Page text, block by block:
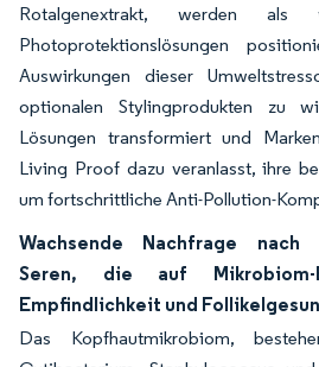
Rotalgenextrakt, werden als
Photoprotektionslösungen
Auswirkungen dieser
optionalen Stylingprodukten zu
Lösungen transformiert und
Living Proof dazu veranlasst, ihre
um fortschrittliche Anti-Pollution-
Wachsende Nachfrage nach
Seren, die auf Mikrobiom-
Empfindlichkeit und
Das Kopfhautmikrobiom,